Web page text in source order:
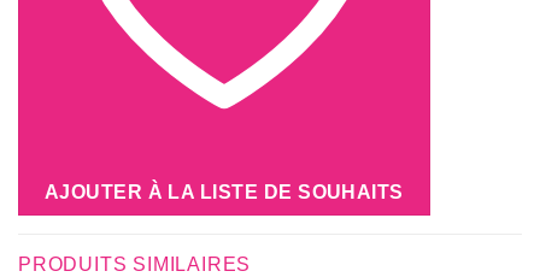
AJOUTER À LA LISTE DE SOUHAITS
PRODUITS SIMILAIRES